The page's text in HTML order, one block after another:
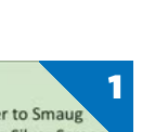
1